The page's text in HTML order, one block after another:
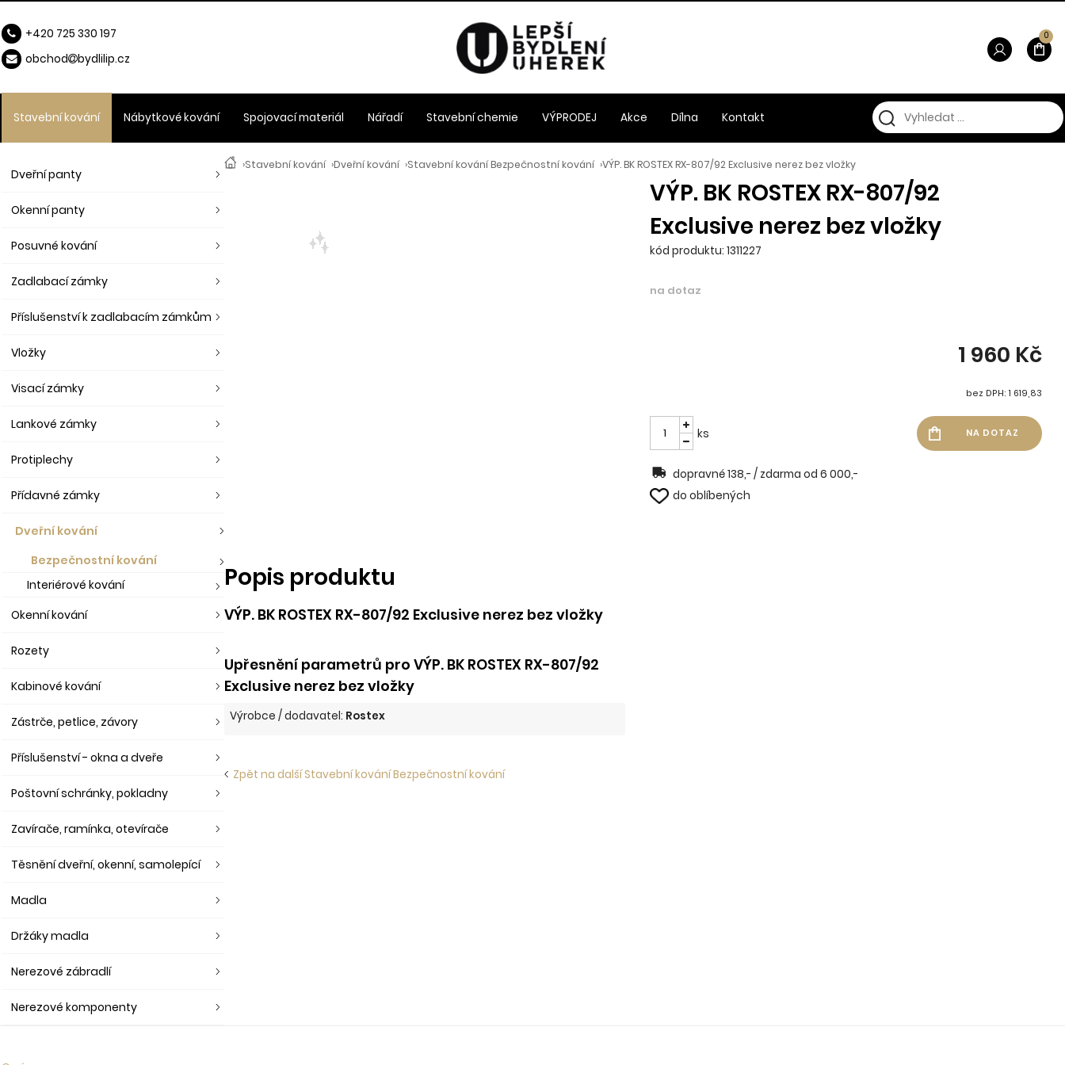
›Stavební kování ›Dveřní kování ›Stavební kování Bezpečnostní kování ›VÝP. BK ROSTEX RX-807/92 Exclusive nerez bez vložky
VÝP. BK ROSTEX RX-807/92
Exclusive nerez bez vložky
kód produktu: 1311227
na dotaz
1 960 Kč
bez DPH: 1 619,83
ks
dopravné 138,- / zdarma od 6 000,-
do oblíbených
Popis produktu
VÝP. BK ROSTEX RX-807/92 Exclusive nerez bez vložky
Upřesnění parametrů pro VÝP. BK ROSTEX RX-807/92
Exclusive nerez bez vložky
Výrobce / dodavatel: Rostex
Zpět na další Stavební kování Bezpečnostní kování
Dveřní panty
Okenní panty
Posuvné kování
Zadlabací zámky
Příslušenství k zadlabacím zámkům
Vložky
Visací zámky
Lankové zámky
Protiplechy
Přídavné zámky
Dveřní kování
Bezpečnostní kování
Interiérové kování
Okenní kování
Rozety
Kabinové kování
Zástrče, petlice, závory
Příslušenství - okna a dveře
Poštovní schránky, pokladny
Zavírače, ramínka, otevírače
Těsnění dveřní, okenní, samolepící
Madla
Držáky madla
Nerezové zábradlí
Nerezové komponenty
Stavební kování Nábytkové kování Spojovací materiál Nářadí Stavební chemie VÝPRODEJ Akce Dílna Kontakt
0
+420 725 330 197
obchod
bydlilip.cz